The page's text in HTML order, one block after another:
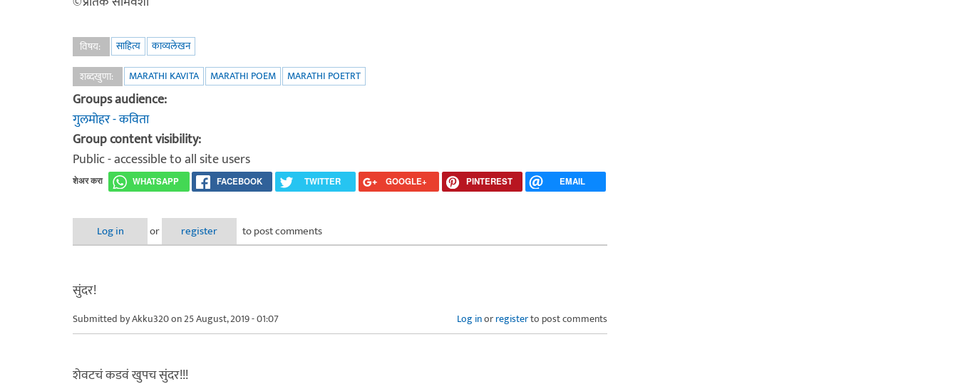
विषय: साहित्य
काव्यलेखन
शब्दखुणा:
MARATHI KAVITA MARATHI POEM MARATHI POETRT
Groups audience:
गुलमोहर - कविता
Group content visibility:
Public - accessible to all site users
शेअर करा WHATSAPP FACEBOOK TWITTER GOOGLE+ PINTEREST EMAIL
Log in or register to post comments
सुंदर!
Submitted byAkku320on 25 August, 2019 - 01:07 Log inorregisterto post comments
शेवटचं कडवं खुपच सुंदर!!!